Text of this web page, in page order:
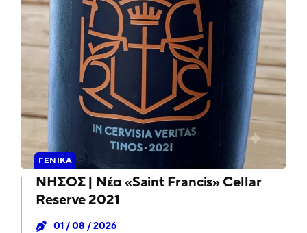
ΓΕΝΙΚΆ
ΝΗΣΟΣ | Νέα «Saint Francis» Cellar
Reserve 2021
01 / 08 / 2026